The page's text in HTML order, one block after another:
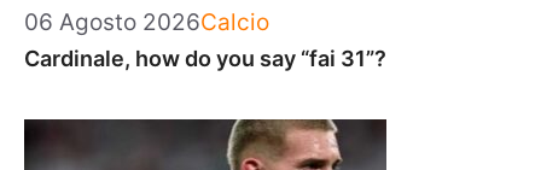
06 Agosto 2026Categorie
Calcio
Cardinale, how do you say “fai 31”?